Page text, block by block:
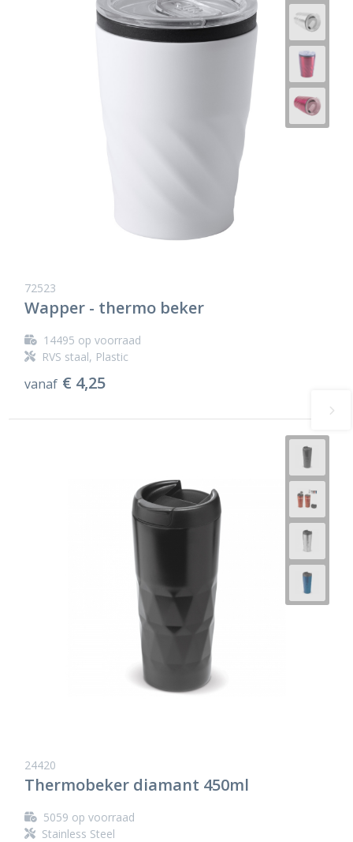
72523
Wapper - thermo beker
14495 op voorraad
RVS staal, Plastic
vanaf € 4,25
24420
Thermobeker diamant 450ml
5059 op voorraad
Stainless Steel